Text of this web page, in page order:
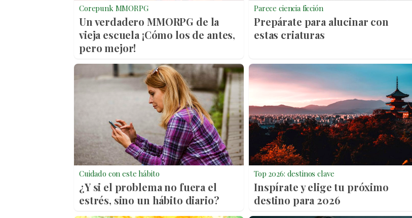
Corepunk MMORPG
Un verdadero MMORPG de la
vieja escuela ¡Cómo los de antes,
pero mejor!
Parece ciencia ficción
Prepárate para alucinar con
estas criaturas
Cuidado con este hábito
¿Y si el problema no fuera el
estrés, sino un hábito diario?
Top 2026: destinos clave
Inspírate y elige tu próximo
destino para 2026